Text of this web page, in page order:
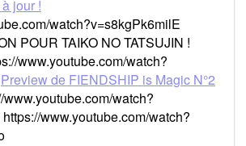
jour !
watch?v=s8kgPk6milE
POUR TAIKO NO TATSUJIN !
www.youtube.com/watch?
Preview de FIENDSHIP is Magic N°2
www.youtube.com/watch?
www.youtube.com/watch?